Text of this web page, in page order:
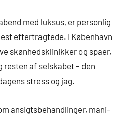
med luksus, er personlig
eftertragtede. I København
skønhedsklinikker og spaer,
resten af selskabet – den
stress og jag.
ansigtsbehandlinger, mani-